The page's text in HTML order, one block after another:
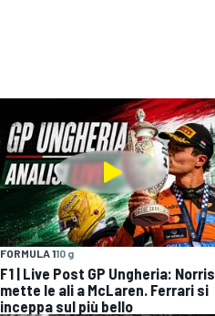
FORMULA 110 g
F1 | Live Post GP Ungheria: Norris
mette le ali a McLaren. Ferrari si
inceppa sul più bello